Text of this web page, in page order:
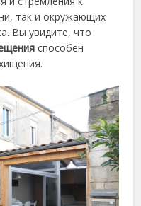
так и окружающих
Вы увидите, что
способен